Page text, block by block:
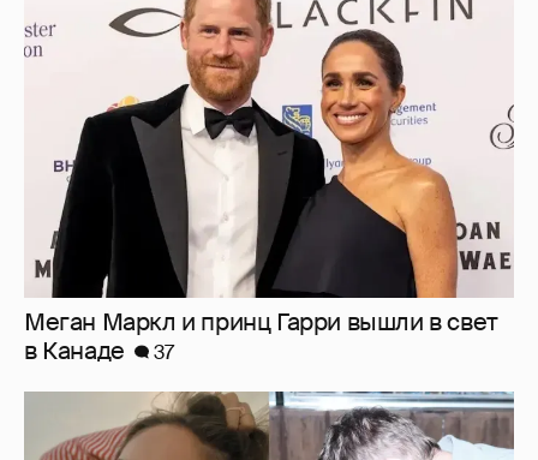
Меган Маркл и принц Гарри вышли в свет
в Канаде
37